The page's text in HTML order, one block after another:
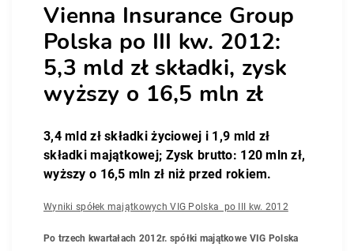
Vienna Insurance Group
Polska po III kw. 2012:
5,3 mld zł składki, zysk
wyższy o 16,5 mln zł
3,4 mld zł składki życiowej i 1,9 mld zł
składki majątkowej; Zysk brutto: 120 mln zł,
wyższy o 16,5 mln zł niż przed rokiem.
Wyniki spółek majątkowych VIG Polska po III kw. 2012
Po trzech kwartałach 2012r. spółki majątkowe VIG Polska